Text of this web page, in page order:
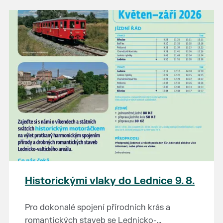
Prodejce prosíme tradičně o příchod 30
minut před začátkem, aby si vše na
prodejních místech stihli přichystat. Pokud
plánujete přijít a chcete rezervovat prodejní
místo, potvrďte prosím účast přes email
petr.vlasak@breclav.eu nebo zde v události,
ať víme, s kolika lidmi máme počítat. Počet
prodejních míst je omezen.
Těšíme se jako vždy!
Historickými vlaky do Lednice 9. 8.
Pro dokonalé spojení přírodních krás a
romantických staveb se Lednicko-